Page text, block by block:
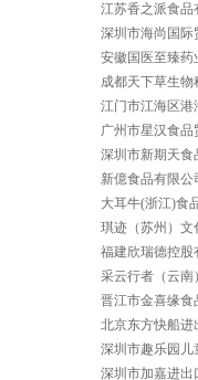
江苏香之派食品
深圳市海尚国际
安徽国医至臻药
成都天下草生物
江门市江海区港
广州市星汉食品
深圳市新期天食
新億食品有限公
大耳牛(浙江)食
琪迹（苏州）文
福建欣瑞德控股
采云行者（云南
晋江市金喜缘食
北京东方快船进
深圳市趣乐园儿
深圳市加嘉进出